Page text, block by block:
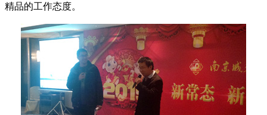
精品的工作态度。